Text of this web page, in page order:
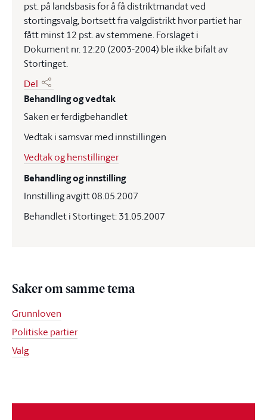
pst. på landsbasis for å få distriktmandat ved
stortingsvalg, bortsett fra valgdistrikt hvor partiet har
fått minst 12 pst. av stemmene. Forslaget i
Dokument nr. 12:20 (2003-2004) ble ikke bifalt av
Stortinget.
Del
Behandling og vedtak
Saken er ferdigbehandlet
Vedtak i samsvar med innstillingen
Vedtak og henstillinger
Behandling og innstilling
Innstilling avgitt 08.05.2007
Behandlet i Stortinget: 31.05.2007
Saker om samme tema
Grunnloven
Politiske partier
Valg